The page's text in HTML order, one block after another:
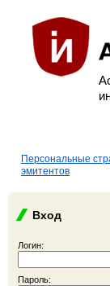
Персональные
эмитентов
Вход
Логин:
Пароль: